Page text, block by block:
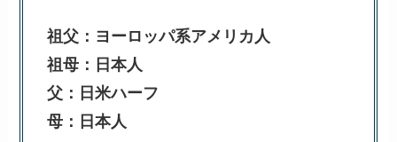
祖父：ヨーロッパ系アメリカ人
祖母：日本人
父：日米ハーフ
母：日本人